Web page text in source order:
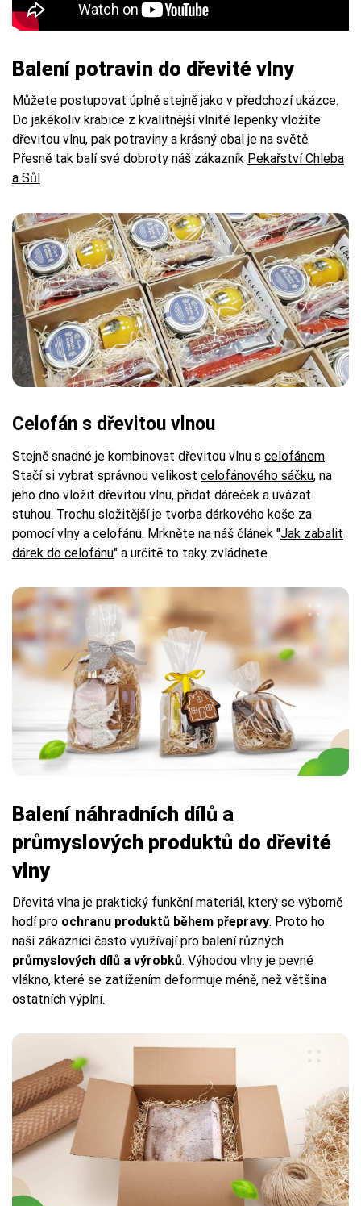
Balení potravin do dřevité vlny
Můžete postupovat úplně stejně jako v předchozí ukázce.
Do jakékoliv krabice z kvalitnější vlnité lepenky vložíte
dřevitou vlnu, pak potraviny a krásný obal je na světě.
Přesně tak balí své dobroty náš zákazník Pekařství Chleba
a Sůl
Celofán s dřevitou vlnou
Stejně snadné je kombinovat dřevitou vlnu s celofánem.
Stačí si vybrat správnou velikost celofánového sáčku, na
jeho dno vložit dřevitou vlnu, přidat dáreček a uvázat
stuhou. Trochu složitější je tvorba dárkového koše za
pomocí vlny a celofánu. Mrkněte na náš článek "Jak zabalit
dárek do celofánu" a určitě to taky zvládnete.
Balení náhradních dílů a
průmyslových produktů do dřevité
vlny
Dřevitá vlna je praktický funkční materiál, který se výborně
hodí pro ochranu produktů během přepravy. Proto ho
naši zákazníci často využívají pro balení různých
průmyslových dílů a výrobků. Výhodou vlny je pevné
vlákno, které se zatížením deformuje méně, než většina
ostatních výplní.